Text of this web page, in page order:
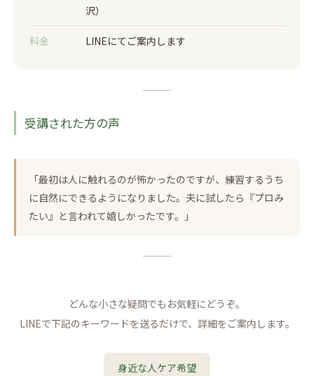
沢）
料金 LINEにてご案内します
受講された方の声
「最初は人に触れるのが怖かったのですが、練習するうち
に自然にできるようになりました。夫に試したら『プロみ
たい』と言われて嬉しかったです。」
どんな小さな疑問でもお気軽にどうぞ。
LINEで下記のキーワードを送るだけで、詳細をご案内します。
身近な人ケア希望